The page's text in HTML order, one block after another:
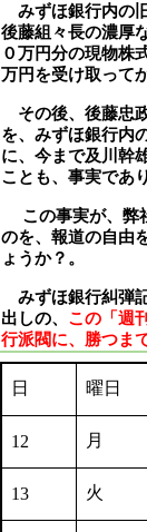
みずほ銀行内の
後藤組々長の濃厚
０万円分の現物株
万円を受け取って
その後、後藤忠
を、みずほ銀行内
に、今まで及川幹
ことも、事実であ
この事実が、弊
のを、報道の自由
ょうか？。
みずほ銀行糾弾
出しの、 この「週
行派閥に、勝つま
日 曜日
12 月
13 火